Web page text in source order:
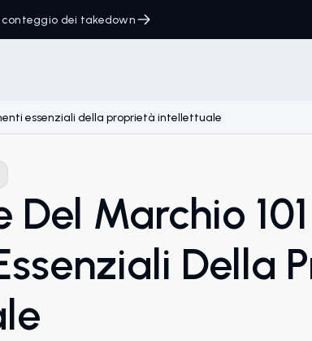
conteggio dei takedown
essenziali della proprietà intellettuale
Del Marchio
Della